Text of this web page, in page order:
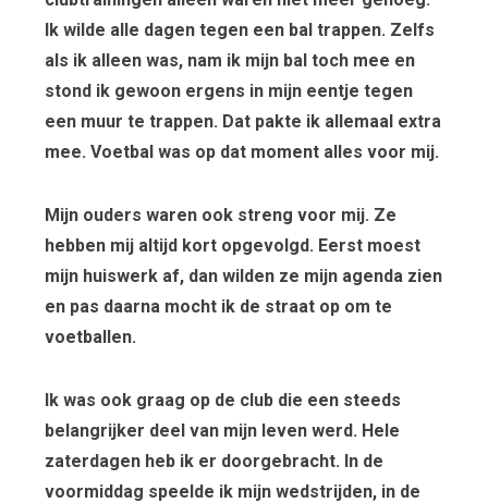
Ik wilde alle dagen tegen een bal trappen. Zelfs
als ik alleen was, nam ik mijn bal toch mee en
stond ik gewoon ergens in mijn eentje tegen
een muur te trappen. Dat pakte ik allemaal extra
mee. Voetbal was op dat moment alles voor mij.
Mijn ouders waren ook streng voor mij. Ze
hebben mij altijd kort opgevolgd. Eerst moest
mijn huiswerk af, dan wilden ze mijn agenda zien
en pas daarna mocht ik de straat op om te
voetballen.
Ik was ook graag op de club die een steeds
belangrijker deel van mijn leven werd. Hele
zaterdagen heb ik er doorgebracht. In de
voormiddag speelde ik mijn wedstrijden, in de